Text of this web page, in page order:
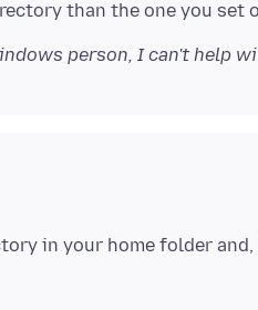
than the one you set
in your home folder